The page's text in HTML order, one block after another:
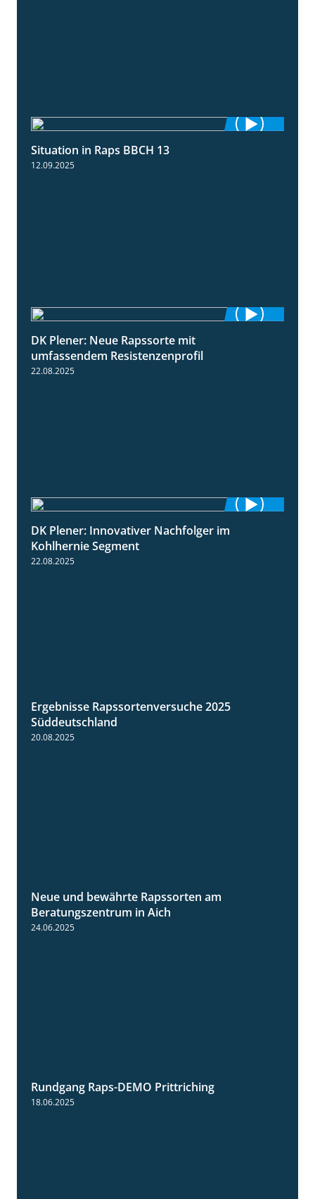
Situation in Raps BBCH 13
12.09.2025
DK Plener: Neue Rapssorte mit
umfassendem Resistenzenprofil
22.08.2025
DK Plener: Innovativer Nachfolger im
Kohlhernie Segment
22.08.2025
Ergebnisse Rapssortenversuche 2025
Süddeutschland
20.08.2025
Neue und bewährte Rapssorten am
Beratungszentrum in Aich
24.06.2025
Rundgang Raps-DEMO Prittriching
18.06.2025